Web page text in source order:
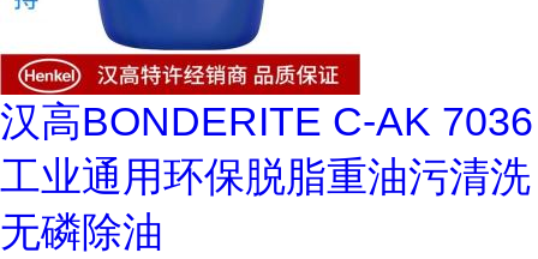
汉高BONDERITE C-AK 7036
工业通用环保脱脂重油污清洗
无磷除油